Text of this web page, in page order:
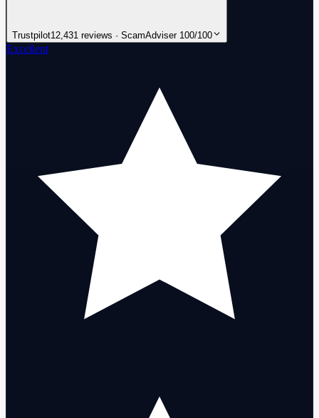
Trustpilot12,431 reviews · ScamAdviser 100/100
Excellent